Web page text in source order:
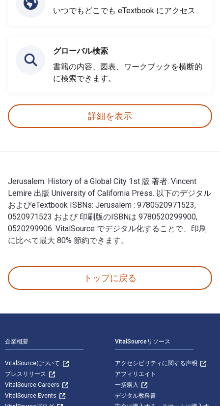
いつでもどこでも eTextbook にアクセス
グローバル検索
書籍の内容、図表、ワークブックを横断的
に検索できます。
詳細を表示
Jerusalem: History of a Global City 1st 版 著者: Vincent
Lemire 出版 University of California Press. 以下のデジタル
およびeTextbook ISBNs: Jerusalem : 9780520971523,
0520971523 および 印刷版のISBNは 9780520299900,
0520299906. VitalSource でデジタル化することで、印刷
に比べて最大 80% 節約できます。
トップに戻る
企業概要
VitalSourceについて
プレスリリース
VitalSource Careers
VitalSource Events
VitalSourceリソース
アクセシビリティに関する声明
アフィリエイト
一括購入
デジタル教科書